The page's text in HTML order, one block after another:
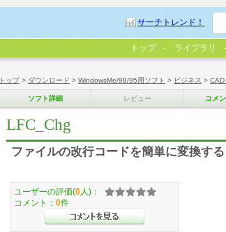
トップ> ダウンロード > WindowsMe/98/95用ソフト > ビジネス > CAD
ソフト詳細 レビュー コメ
LFC_Chg
ファイルの改行コードを簡単に変換する
ユーザーの評価(0 人)：
コメント： 0件
サーチトレンド！
トップ ライブラリ